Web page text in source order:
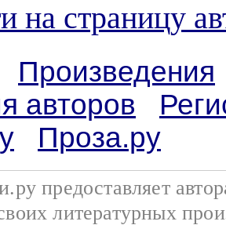
на страницу
Произведения
авторов
Проза.ру
предоставляет
литературных